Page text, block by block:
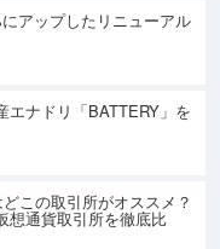
アップしたリニューアル
エナドリ「BATTERY」を
この取引所がオススメ？
想通貨取引所を徹底比